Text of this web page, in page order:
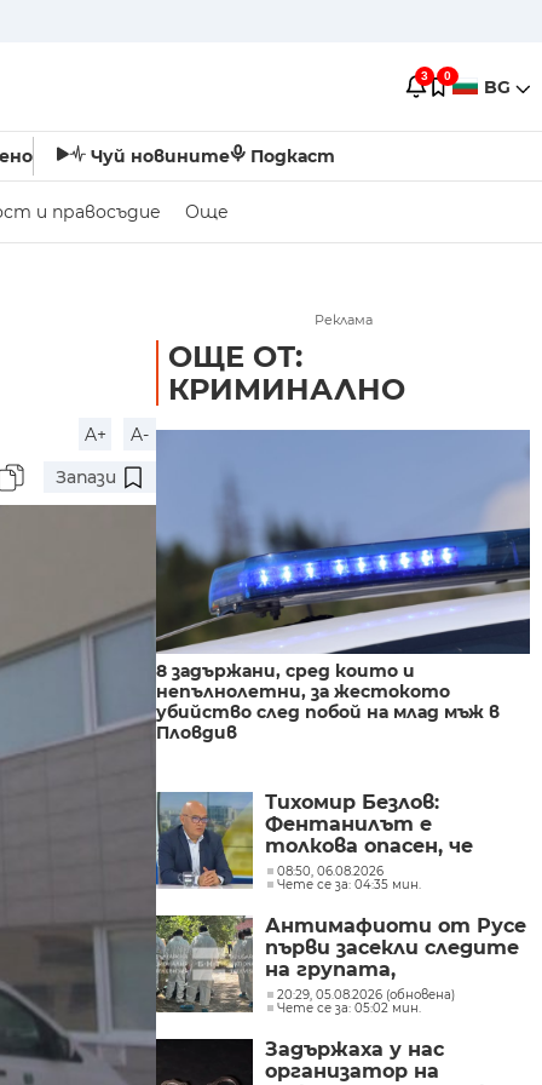
3 0 BG
Чуй новините Подкаст
и правосъдие Още
A+
A-
Запази
Реклама
ОЩЕ ОТ:
КРИМИНАЛНО
8 задържани, сред които и
непълнолетни, за жестокото
убийство след побой на млад мъж в
Пловдив
Тихомир Безлов:
Фентанилът е
толкова опасен, че
човек може да
предозира с няколко
08:50, 06.08.2026
Чете се за: 04:35 мин.
Антимафиоти от Русе
първи засекли следите
на групата,
произвеждала
фентанил в София
20:29, 05.08.2026 (обновена)
Чете се за: 05:02 мин.
Задържаха у нас
организатор на